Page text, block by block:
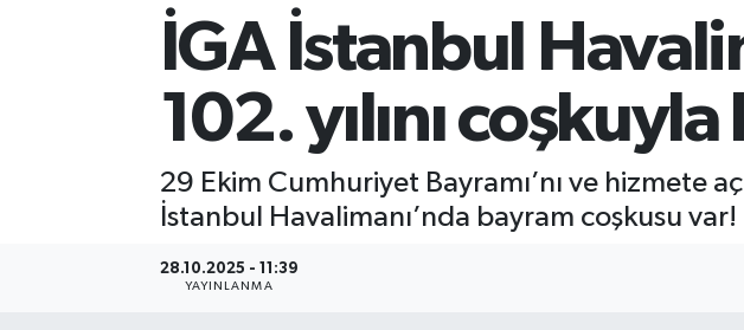
İGA İstanbul
102. yılını
29 Ekim Cumhuriyet Bayramı’nı ve hizmete
İstanbul Havalimanı’nda bayram coşkusu var!
28.10.2025 - 11:39
YAYINLANMA